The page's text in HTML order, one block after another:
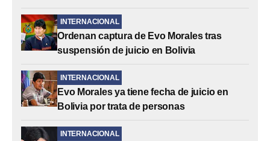
INTERNACIONAL
Ordenan captura de Evo Morales tras
suspensión de juicio en Bolivia
INTERNACIONAL
Evo Morales ya tiene fecha de juicio en
Bolivia por trata de personas
INTERNACIONAL